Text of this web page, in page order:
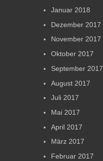
Januar 2018
Dezember 2017
November 2017
Oktober 2017
September 2017
August 2017
Juli 2017
Mai 2017
April 2017
März 2017
Februar 2017